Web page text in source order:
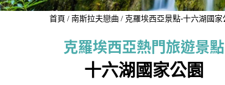
首頁 / 南斯拉夫戀曲 / 克羅埃西亞景點-十六湖國家
克羅埃西亞熱門旅遊景點
十六湖國家公園